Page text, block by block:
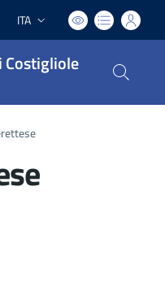
Lingua attiva:
ITA
Costigliole